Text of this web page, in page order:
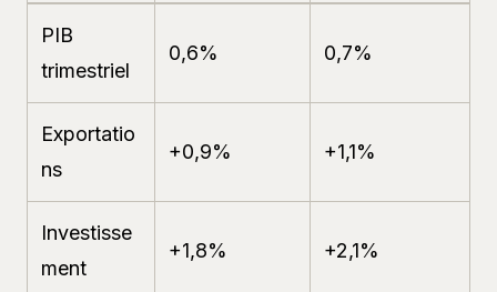
PIB
trimestriel
0,6% 0,7%
Exportatio
ns
+0,9% +1,1%
Investisse
ment
+1,8% +2,1%